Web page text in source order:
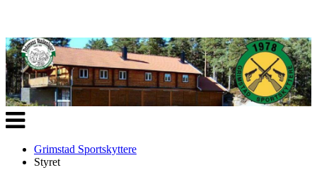
Veksle
navigasjon
Grimstad Sportskyttere
Styret